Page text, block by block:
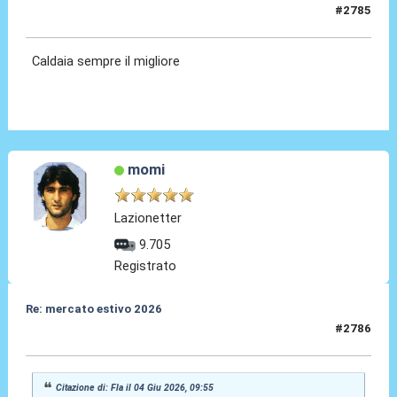
#2785
Caldaia sempre il migliore
momi
Lazionetter
9.705
Registrato
Re: mercato estivo 2026
#2786
Citazione di: Fla il 04 Giu 2026, 09:55